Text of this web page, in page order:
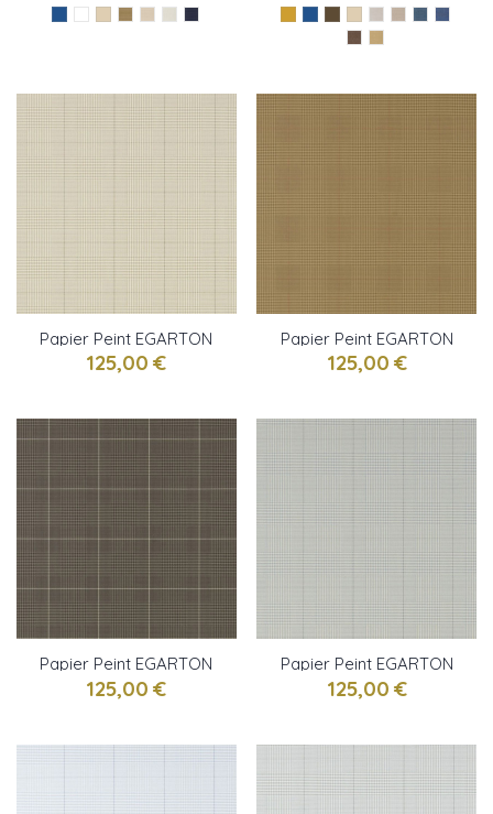
Papier Peint EGARTON
PLAID Gunmetal Cream
RALPH LAUREN
125,00 €
Papier Peint EGARTON
PLAID Tweed RALPH
LAUREN
125,00 €
Papier Peint EGARTON
PLAID Gunmetal Black
RALPH LAUREN
125,00 €
Papier Peint EGARTON
PLAID Linen Blue RALPH
LAUREN
125,00 €